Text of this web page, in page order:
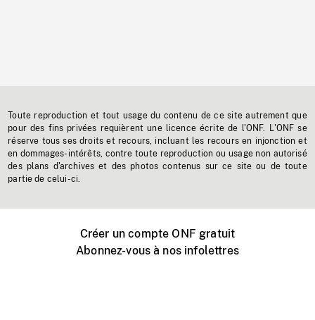
Toute reproduction et tout usage du contenu de ce site autrement que
pour des fins privées requièrent une licence écrite de l'ONF. L'ONF se
réserve tous ses droits et recours, incluant les recours en injonction et
en dommages-intérêts, contre toute reproduction ou usage non autorisé
des plans d'archives et des photos contenus sur ce site ou de toute
partie de celui-ci.
Créer un compte ONF gratuit
Abonnez-vous à nos infolettres